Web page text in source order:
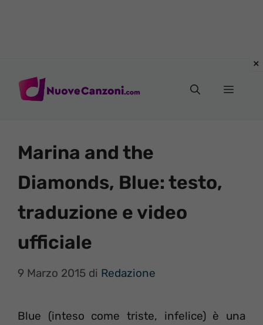
Menu
Marina and the
Diamonds, Blue: testo,
traduzione e video
ufficiale
9 Marzo 2015 di Redazione
Blue (inteso come triste, infelice) è una